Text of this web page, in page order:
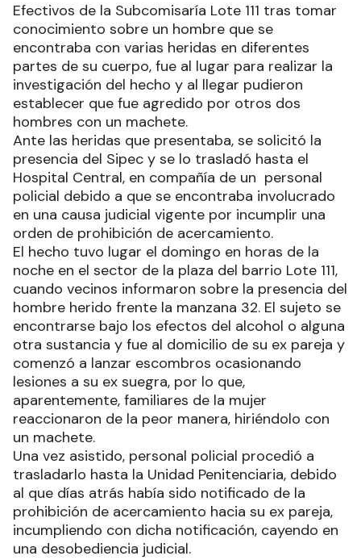
Efectivos de la Subcomisaría Lote 111 tras tomar
conocimiento sobre un hombre que se
encontraba con varias heridas en diferentes
partes de su cuerpo, fue al lugar para realizar la
investigación del hecho y al llegar pudieron
establecer que fue agredido por otros dos
hombres con un machete.
Ante las heridas que presentaba, se solicitó la
presencia del Sipec y se lo trasladó hasta el
Hospital Central, en compañía de un personal
policial debido a que se encontraba involucrado
en una causa judicial vigente por incumplir una
orden de prohibición de acercamiento.
El hecho tuvo lugar el domingo en horas de la
noche en el sector de la plaza del barrio Lote 111,
cuando vecinos informaron sobre la presencia del
hombre herido frente la manzana 32. El sujeto se
encontrarse bajo los efectos del alcohol o alguna
otra sustancia y fue al domicilio de su ex pareja y
comenzó a lanzar escombros ocasionando
lesiones a su ex suegra, por lo que,
aparentemente, familiares de la mujer
reaccionaron de la peor manera, hiriéndolo con
un machete.
Una vez asistido, personal policial procedió a
trasladarlo hasta la Unidad Penitenciaria, debido
al que días atrás había sido notificado de la
prohibición de acercamiento hacia su ex pareja,
incumpliendo con dicha notificación, cayendo en
una desobediencia judicial.